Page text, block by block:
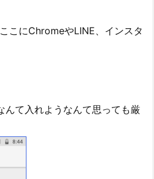
こにChromeやLINE、インスタ
んて入れようなんて思っても厳